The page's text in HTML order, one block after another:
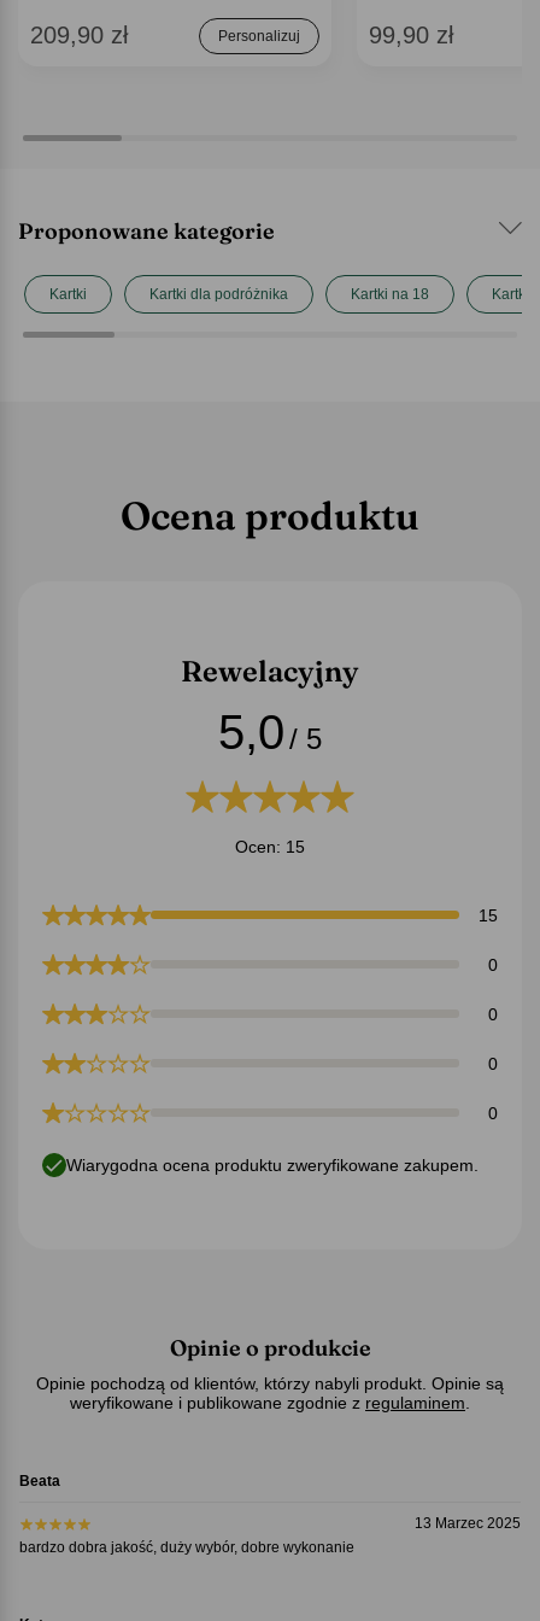
209,90 zł Personalizuj 99,90 zł
Proponowane kategorie
Kartki Kartki dla podróżnika Kartki na 18 Kartki
Ocena produktu
Rewelacyjny
5,0/ 5
Ocen: 15
15
0
0
0
0
Wiarygodna ocena produktu zweryfikowane zakupem.
Opinie o produkcie
Opinie pochodzą od klientów, którzy nabyli produkt. Opinie są
weryfikowane i publikowane zgodnie z regulaminem
Beata
13 Marzec 2025
bardzo dobra jakość, duży wybór, dobre wykonanie